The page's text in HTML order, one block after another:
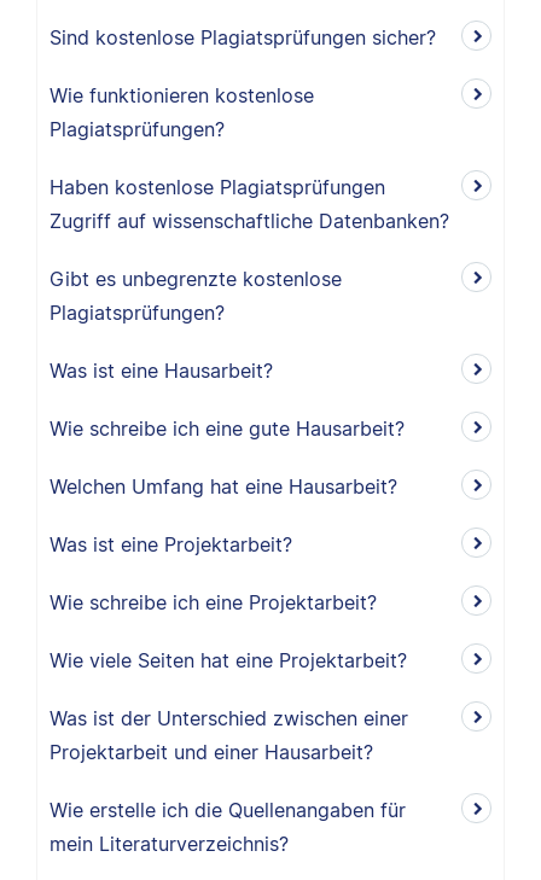
Sind kostenlose Plagiatsprüfungen sicher?
Wie funktionieren kostenlose
Plagiatsprüfungen?
Haben kostenlose Plagiatsprüfungen
Zugriff auf wissenschaftliche Datenbanken?
Gibt es unbegrenzte kostenlose
Plagiatsprüfungen?
Was ist eine Hausarbeit?
Wie schreibe ich eine gute Hausarbeit?
Welchen Umfang hat eine Hausarbeit?
Was ist eine Projektarbeit?
Wie schreibe ich eine Projektarbeit?
Wie viele Seiten hat eine Projektarbeit?
Was ist der Unterschied zwischen einer
Projektarbeit und einer Hausarbeit?
Wie erstelle ich die Quellenangaben für
mein Literaturverzeichnis?